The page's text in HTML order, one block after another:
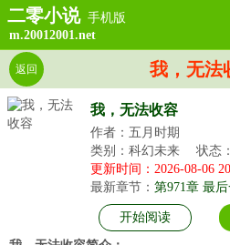
二零小说 手机版
m.20012001.net
我，无法
返回
我，无法收容
作者：五月时期
类别：科幻未来
状态
更新时间：2026-08-06
最新章节： 第971章 最
开始阅读